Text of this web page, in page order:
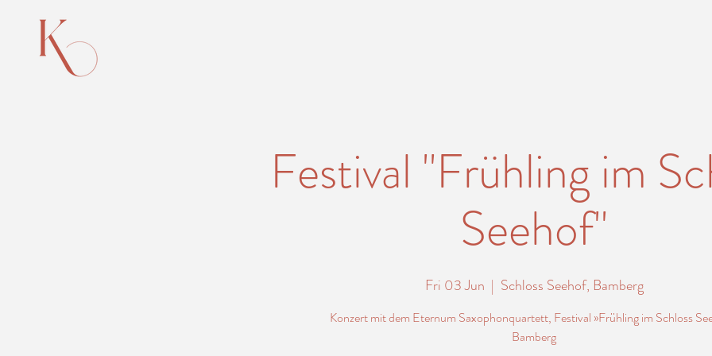
Festival "Frühling im
Seehof"
Fri 03 Jun
  |
Schloss Seehof, Bamberg
Konzert mit dem Eternum Saxophonquartett, Festival »Frühling im Schloss